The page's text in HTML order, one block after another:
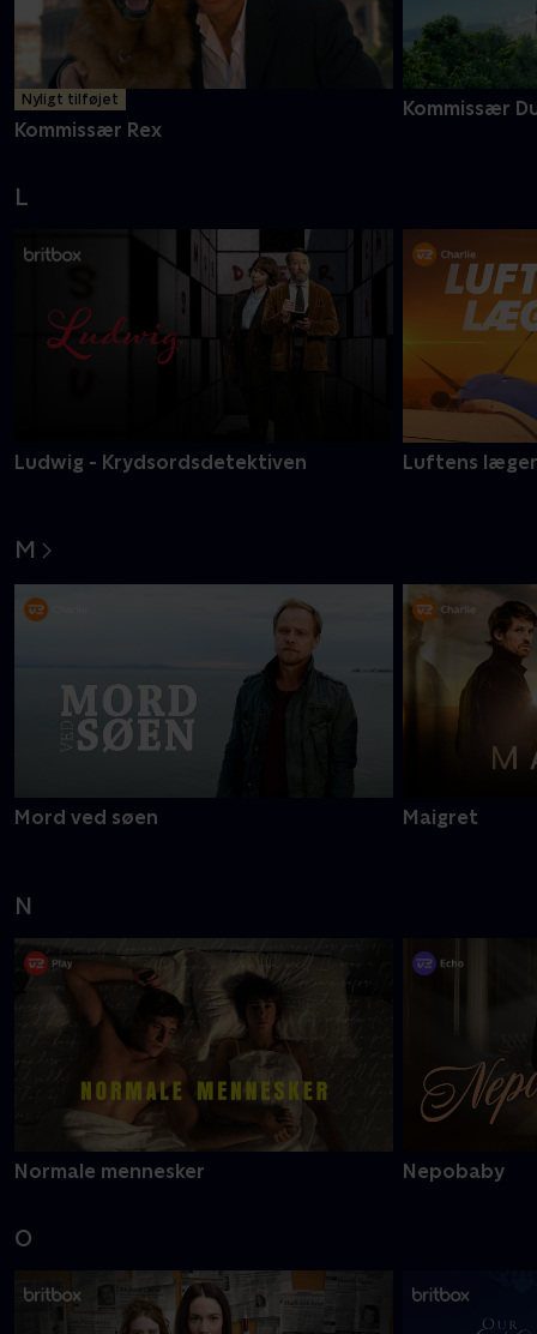
Nyligt tilføjet
Kommissær Rex
Kommissær
L
Ludwig - Krydsordsdetektiven Luftens læger
M
Mord ved søen Maigret
N
Normale mennesker Nepobaby
O